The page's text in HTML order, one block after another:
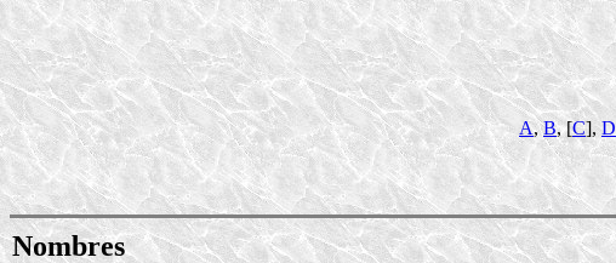
A,B, [C],D
Nombres